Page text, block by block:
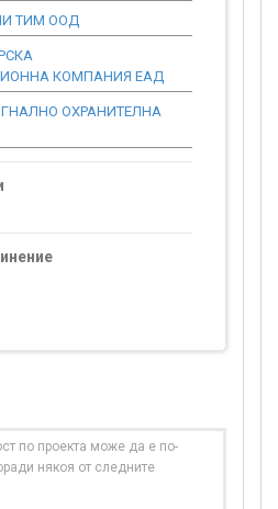
ТИМ ООД
КОМПАНИЯ ЕАД
ОХРАНИТЕЛНА
по проекта може да е по-
някоя от следните